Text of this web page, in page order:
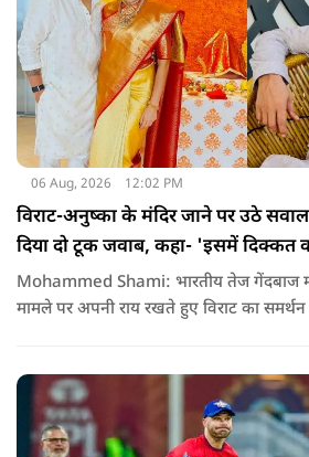
06 Aug, 2026 12:02 PM
विराट-अनुष्का के मंदिर जाने पर उठे
दिया दो टूक जवाब, कहा- 'इसमें दिक्कत
Mohammed Shami: भारतीय तेज गेंदबाज
मामले पर अपनी राय रखते हुए विराट का